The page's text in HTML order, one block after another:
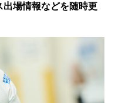
場情報などを随時更